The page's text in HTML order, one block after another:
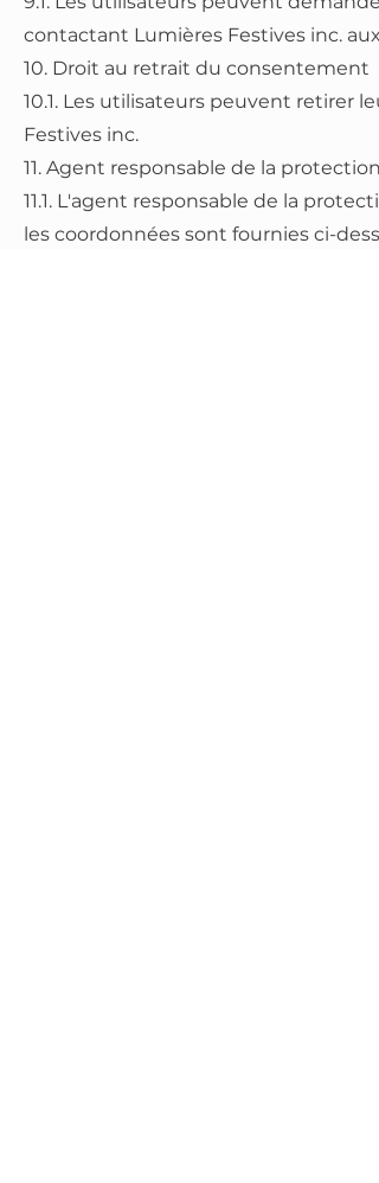
contactant Lumières Festives inc.
10. Droit au retrait du consentement
10.1. Les utilisateurs peuvent
Festives inc.
11. Agent responsable de la
11.1. L'agent responsable de la
les coordonnées sont fournies ci-